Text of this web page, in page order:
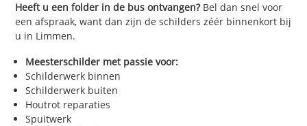
Heeft u een folder in de bus ontvangen?Bel dan snel voor
een afspraak, want dan zijn de schilders zéér binnenkort bij
u in Limmen.
Meesterschilder met passie voor:
Schilderwerk binnen
Schilderwerk buiten
Houtrot reparaties
Spuitwerk